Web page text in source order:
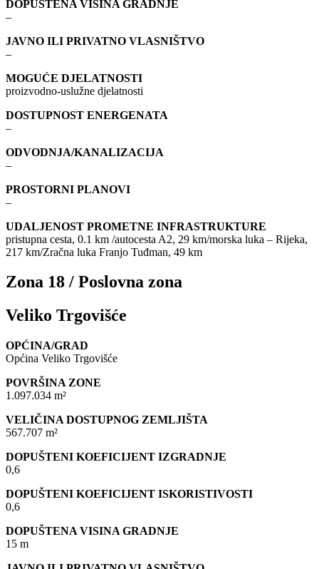
DOPUŠTENA VISINA GRADNJE
–
JAVNO ILI PRIVATNO VLASNIŠTVO
–
MOGUĆE DJELATNOSTI
proizvodno-uslužne djelatnosti
DOSTUPNOST ENERGENATA
–
ODVODNJA/KANALIZACIJA
–
PROSTORNI PLANOVI
–
UDALJENOST PROMETNE INFRASTRUKTURE
pristupna cesta, 0.1 km /autocesta A2, 29 km/morska luka – Rijeka,
217 km/Zračna luka Franjo Tuđman, 49 km
Zona 18 / Poslovna zona
Veliko Trgovišće
OPĆINA/GRAD
Općina Veliko Trgovišće
POVRŠINA ZONE
1.097.034 m²
VELIČINA DOSTUPNOG ZEMLJIŠTA
567.707 m²
DOPUŠTENI KOEFICIJENT IZGRADNJE
0,6
DOPUŠTENI KOEFICIJENT ISKORISTIVOSTI
0,6
DOPUŠTENA VISINA GRADNJE
15 m